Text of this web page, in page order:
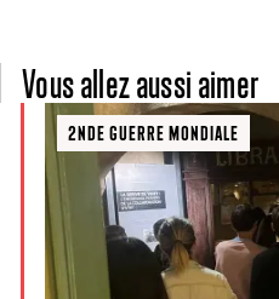
Vous allez aussi aimer
2NDE GUERRE MONDIALE